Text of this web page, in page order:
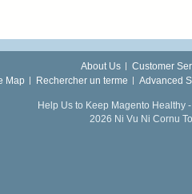
About Us Customer
Map
Rechercher un terme Advanced
Help Us to Keep Magento Healthy -
2026 Ni Vu Ni Cornu